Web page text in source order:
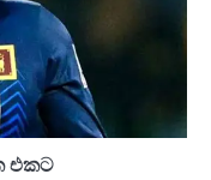
එකට